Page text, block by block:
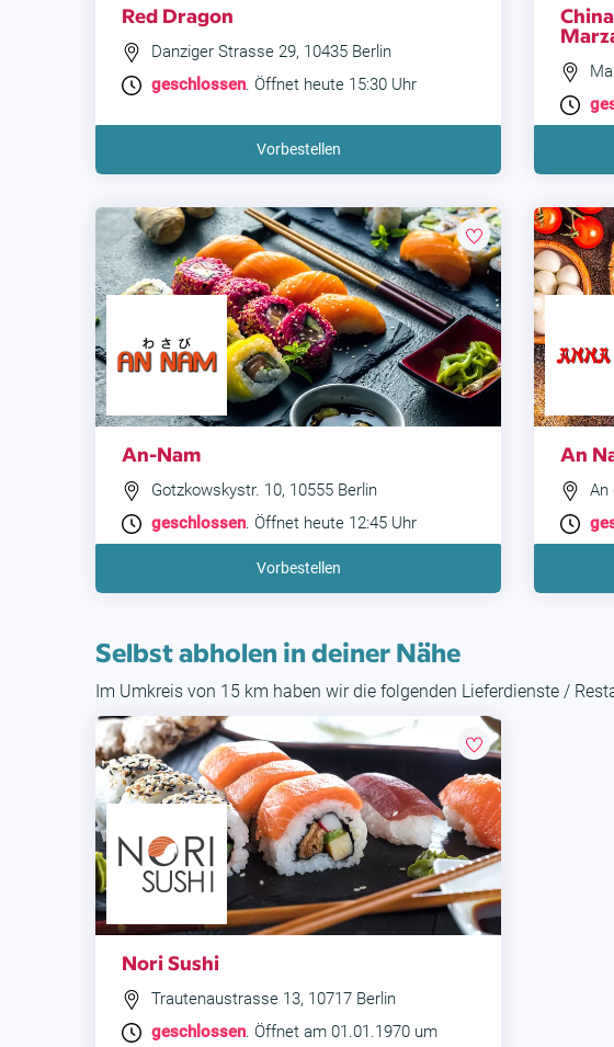
Red Dragon
Danziger Strasse 29, 10435 Berlin
geschlossen. Öffnet heute 15:30 Uhr
Vorbestellen
An-Nam
Gotzkowskystr. 10, 10555 Berlin
geschlossen. Öffnet heute 12:45 Uhr
Vorbestellen
An
An
Selbst abholen in deiner Nähe
Im Umkreis von 15 km haben wir die folgenden Lieferdienste /
Nori Sushi
Trautenaustrasse 13, 10717 Berlin
geschlossen. Öffnet am 01.01.1970 um